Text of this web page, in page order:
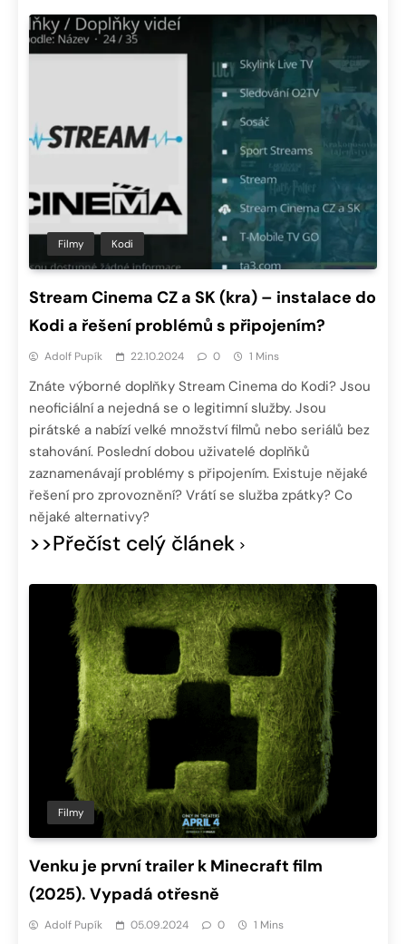
Filmy Kodi
Stream Cinema CZ a SK (kra) – instalace do
Kodi a řešení problémů s připojením?
Adolf Pupík 22.10.2024 0 1 Mins
Znáte výborné doplňky Stream Cinema do Kodi? Jsou
neoficiální a nejedná se o legitimní služby. Jsou
pirátské a nabízí velké množství filmů nebo seriálů bez
stahování. Poslední dobou uživatelé doplňků
zaznamenávají problémy s připojením. Existuje nějaké
řešení pro zprovoznění? Vrátí se služba zpátky? Co
nějaké alternativy?
>>Přečíst celý článek
Filmy
Venku je první trailer k Minecraft film
(2025). Vypadá otřesně
Adolf Pupík 05.09.2024 0 1 Mins